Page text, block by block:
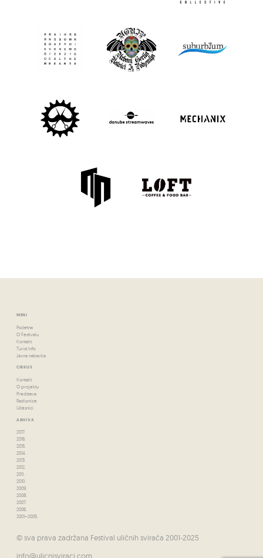
MENI
Početna
O Festivalu
Kontakt
Turist Info
Javna nabavka
CIRKUS
Kontakt
O projektu
Predstava
Radionice
Učesnici
ARHIVA
2017.
2016.
2015.
2014.
2013.
2012.
2011.
2010.
2009.
2008.
2007.
2006.
2001–2005.
© sva prava zadržana Festival uličnih svirača 2001-2025
info@ulicnisviraci.com